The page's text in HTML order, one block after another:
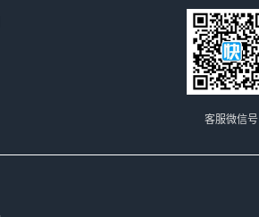
客服微信号